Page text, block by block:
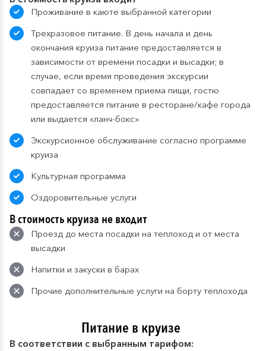
Проживание в каюте выбранной категории
Трехразовое питание. В день начала и день
окончания круиза питание предоставляется в
зависимости от времени посадки и высадки; в
случае, если время проведения экскурсии
совпадает со временем приема пищи, гостю
предоставляется питание в ресторане/кафе города
или выдается «ланч-бокс»
Экскурсионное обслуживание согласно программе
круиза
Культурная программа
Оздоровительные услуги
В стоимость круиза не входит
Проезд до места посадки на теплоход и от места
высадки
Напитки и закуски в барах
Прочие дополнительные услуги на борту теплохода
Питание в круизе
В соответствии с выбранным тарифом: